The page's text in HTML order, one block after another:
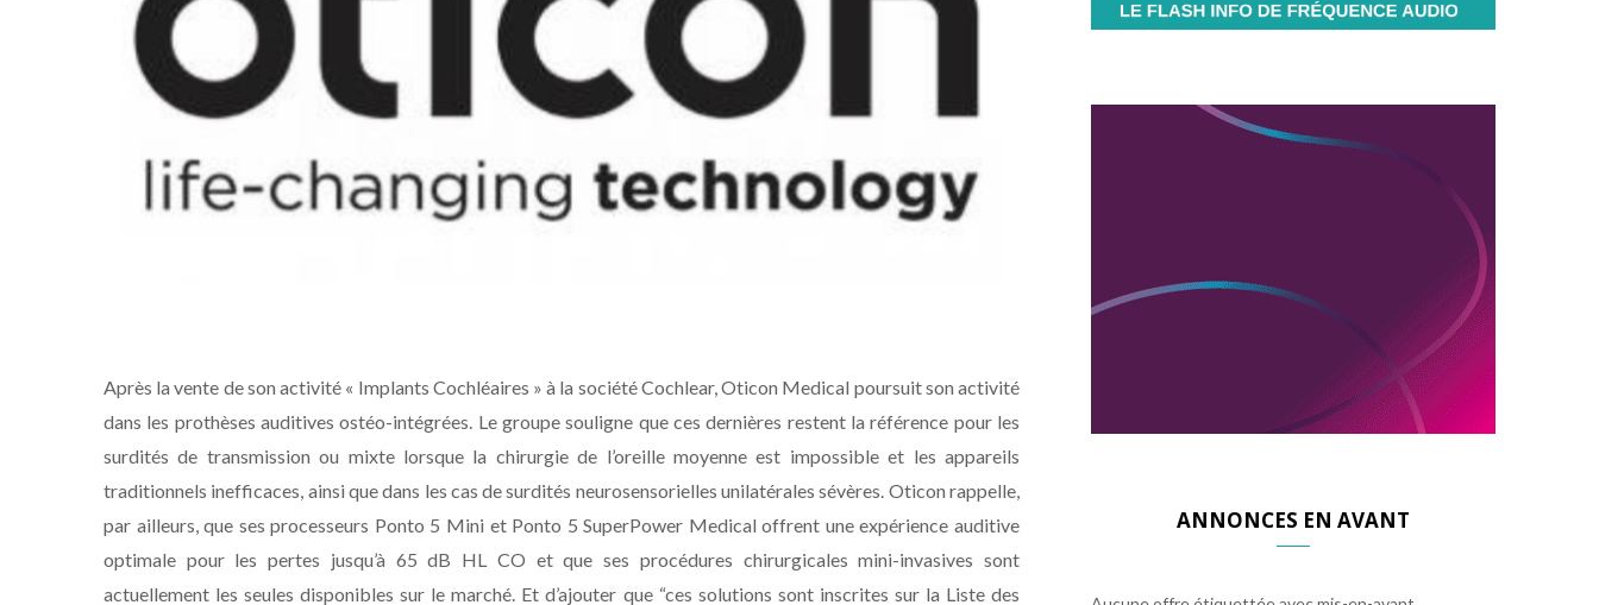
Après la vente de son activité « Implants Cochléaires » à la société Cochlear, Oticon Medical poursuit son activité
dans les prothèses auditives ostéo-intégrées. Le groupe souligne que ces dernières restent la référence pour les
surdités de transmission ou mixte lorsque la chirurgie de l’oreille moyenne est impossible et les appareils
traditionnels inefficaces, ainsi que dans les cas de surdités neurosensorielles unilatérales sévères. Oticon rappelle,
par ailleurs, que ses processeurs Ponto 5 Mini et Ponto 5 SuperPower Medical offrent une expérience auditive
optimale pour les pertes jusqu’à 65 dB HL CO et que ses procédures chirurgicales mini-invasives sont
actuellement les seules disponibles sur le marché. Et d’ajouter que “ces solutions sont inscrites sur la Liste des
ANNONCES EN AVANT